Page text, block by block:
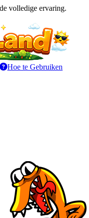
volledige ervaring.
Hoe te Gebruiken